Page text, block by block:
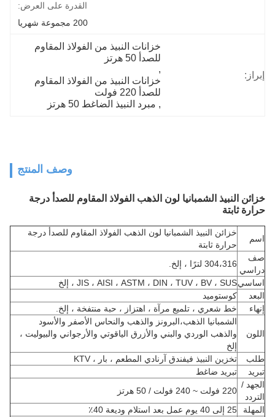
القدرة على العرض:
200 مجموعة شهريا
إبراز:
خزانات النبيذ من الفولاذ المقاوم
للصدأ 50 هرتز
,
خزانات النبيذ من الفولاذ المقاوم
للصدأ 220 فولت
, مبرد النبيذ الضاغط 50 هرتز
وصف المنتج
خزائن النبيذ الشمبانيا لون الذهب الفولاذ المقاوم للصدأ درجة
حرارة ثابتة
اسم
خزائن النبيذ الشمبانيا لون الذهب الفولاذ المقاوم للصدأ درجة
حرارة ثابتة
صف
دراسي
304،316 لترًا ، إلخ.
اساسي JIS ، AISI ، ASTM ، DIN ، TUV ، BV ، SUS ، إلخ
البعد
كوستوميد
إنهاء
خط شعري ، تلميع مرآة ، اهتزاز ، حبة منتفخة ، إلخ.
اللون
الشمبانيا الذهب،البرونز والذهب والنحاس الأصفر والأسود
والذهب الوردي والبني والأزرق الياقوتي والأرجواني والبيوليت ،
إلخ
طلب
تخزين النبيذ فيفندق آرنادي المطعم ، بار ، KTV
تبريد
تبريد ضاغط
الجهد /
التردد
220 فولت ~ 240 فولت / 50 هرتز
المهلة
25 إلى 40 يوم عمل بعد استلام وديعة 40٪